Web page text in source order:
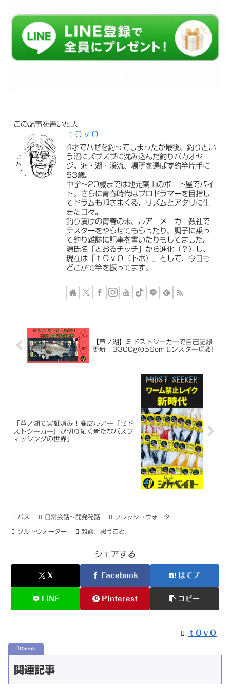
この記事を書いた人
ｔＯｖＯ
4才でハゼを釣ってしまったが最後、釣りとい
う沼にズブズブに沈み込んだ釣りバカオヤ
ジ。海・湖・渓流、場所を選ばず釣竿片手に
53歳。
中学〜20歳までは地元葉山のボート屋でバイ
ト。さらに青春時代はプロドラマーを目指し
てドラムも叩きまくる、リズムとアタリに生
きた日々。
釣り漬けの青春の末、ルアーメーカー数社で
テスターをやらせてもらったり、調子に乗っ
て釣り雑誌に記事を書いたりもしてました。
源氏名「とおるチッチ」から進化（？）し、
現在は「ｔＯｖＯ（トボ）」として、今日も
どこかで竿を振ってます。
【芦ノ湖】ミドストシーカーで自己記録
更新！3300gの56cmモンスター現る!
「芦ノ湖で実証済み！鹿皮ルアー『ミド
ストシーカー』が切り拓く新たなバスフ
ィッシングの世界」
バス 日常会話〜開発秘話 フレッシュウォーター
ソルトウォーター 雑談、思うこと、
シェアする
X Facebook はてブ
LINE Pinterest コピー
ｔＯｖＯ
関連記事